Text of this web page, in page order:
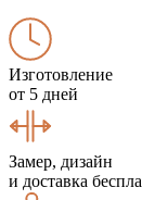
Изготовление
от 5 дней
Замер, дизайн
и доставка